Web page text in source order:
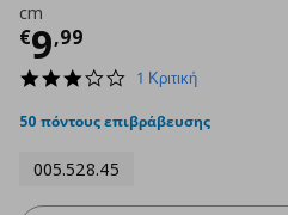
cm
€9,99
Τρέχουσα τιμή
3.0
rating
1 Κριτική
50 πόντους επιβράβευσης
005.528.45